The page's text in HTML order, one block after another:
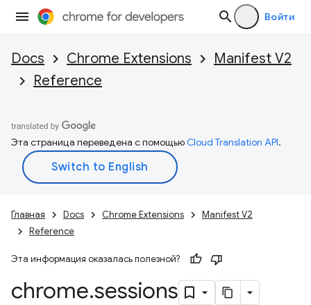
Войти
Docs Chrome Extensions
Manifest V2
Reference
Эта страница переведена с помощьюCloud Translation API.
Главная Docs Chrome Extensions
Manifest V2
Reference
Эта информация оказалась полезной?
chrome.sessions